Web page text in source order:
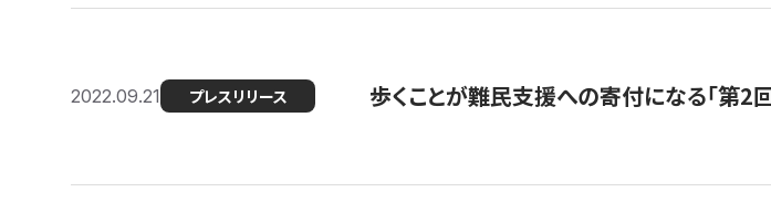
2022.09.21 プレスリリース 歩くことが難民支援への寄付になる「第